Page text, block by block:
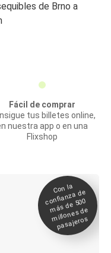
de Brno a
Fácil de comprar
tus billetes online,
nuestra app o en una
Flixshop
Con la
confianza de
más de 500
millones de
pasajeros